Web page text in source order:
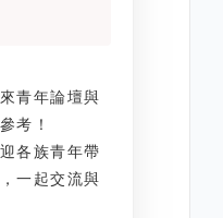
青年論壇與
考！
各族青年帶
一起交流與